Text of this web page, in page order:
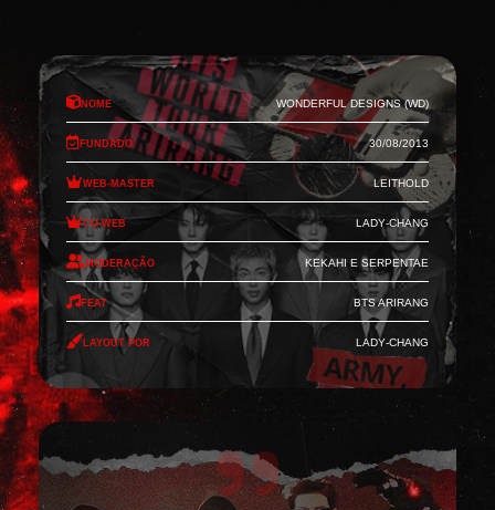
Nome Wonderful Designs (WD)
Fundado 30/08/2013
Web-Master Leithold
Co-Web Lady-Chang
Moderação Kekahi e Serpentae
Feat BTS Arirang
Layout por Lady-Chang